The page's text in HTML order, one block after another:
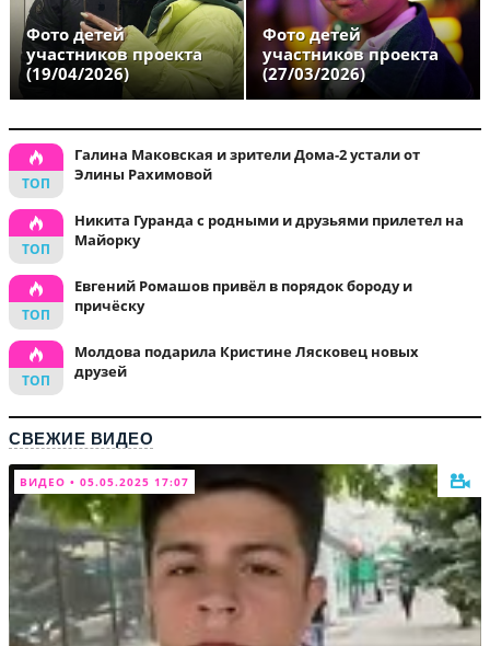
Фото детей
участников проекта
(19/04/2026)
Фото детей
участников проекта
(27/03/2026)
Галина Маковская и зрители Дома-2 устали от
Элины Рахимовой
Никита Гуранда с родными и друзьями прилетел на
Майорку
Евгений Ромашов привёл в порядок бороду и
причёску
Молдова подарила Кристине Лясковец новых
друзей
СВЕЖИЕ ВИДЕО
ВИДЕО • 05.05.2025 17:07